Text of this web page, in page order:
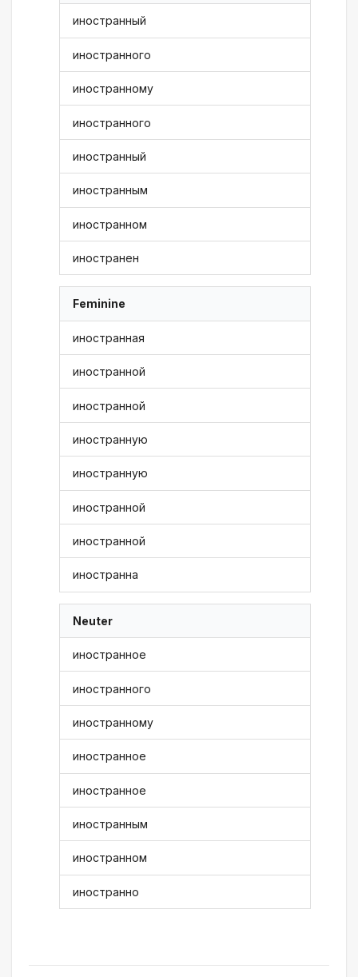
иностранный
иностранного
иностранному
иностранного
иностранный
иностранным
иностранном
иностранен
Feminine
иностранная
иностранной
иностранной
иностранную
иностранную
иностранной
иностранной
иностранна
Neuter
иностранное
иностранного
иностранному
иностранное
иностранное
иностранным
иностранном
иностранно